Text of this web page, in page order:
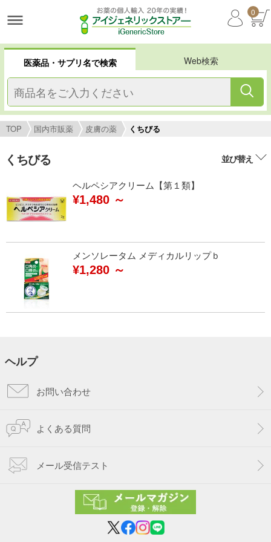
0
医薬品・サプリ名で検索 Web検索
TOP 国内市販薬 皮膚の薬 くちびる
くちびる 並び替え
ヘルペシアクリーム【第１類】
¥1,480 ～
メンソレータム メディカルリップｂ
¥1,280 ～
ヘルプ
お問い合わせ
よくある質問
メール受信テスト